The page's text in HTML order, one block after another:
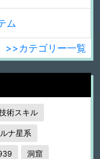
ム
>>カテゴリー一覧
術スキル
ナ星系
洞窟